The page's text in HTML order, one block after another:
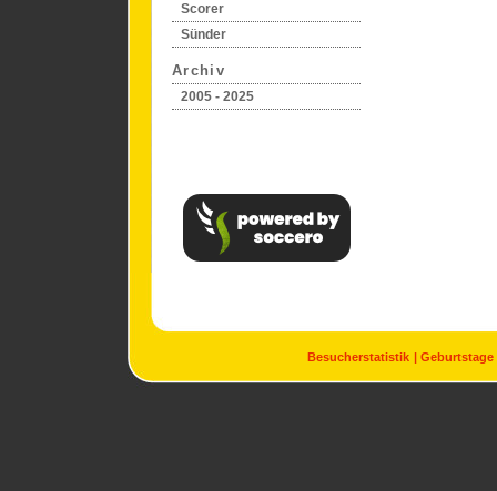
Scorer
Sünder
Archiv
2005 - 2025
Besucherstatistik Geburtstage